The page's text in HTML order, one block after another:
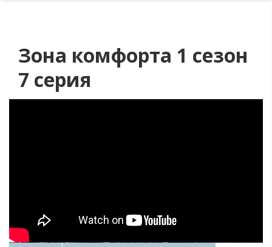
Зона комфорта 1 сезон
7 серия